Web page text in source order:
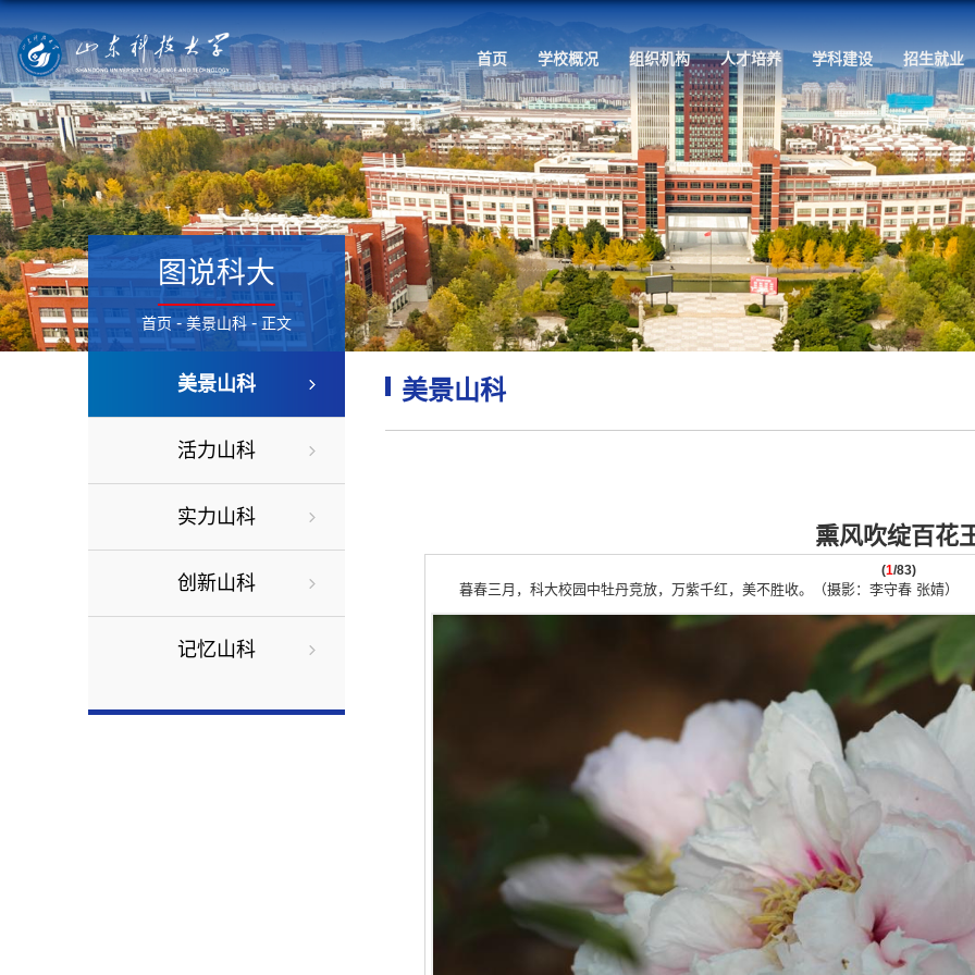
首页 学校概况 组织机
图说科大
首页 -美景山科 - 正文
美景山科
活力山科
实力山科
创新山科
记忆山科
美景山科
熏风吹绽百花
(1/83)
暮春三月，科大校园中牡丹竞放，万紫千红，美不胜收。（摄影：李守春 张婧）